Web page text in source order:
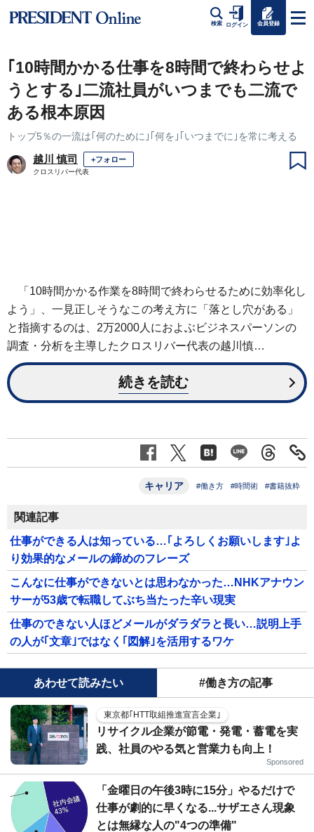
検索 ログイン 会員登録
｢10時間かかる仕事を8時間で終わらせよ
うとする｣二流社員がいつまでも二流で
ある根本原因
トップ5％の一流は｢何のために｣｢何を｣｢いつまでに｣を常に考える
越川 慎司 +フォロー
クロスリバー代表
「10時間かかる作業を8時間で終わらせるために効率化し
よう」、一見正しそうなこの考え方に「落とし穴がある」
と指摘するのは、2万2000人におよぶビジネスパーソンの
調査・分析を主導したクロスリバー代表の越川慎…
続きを読む
キャリア #働き方 #時間術 #書籍抜粋
関連記事
仕事ができる人は知っている…｢よろしくお願いします｣よ
り効果的なメールの締めのフレーズ
こんなに仕事ができないとは思わなかった…NHKアナウン
サーが53歳で転職してぶち当たった辛い現実
仕事のできない人ほどメールがダラダラと長い…説明上手
の人が｢文章｣ではなく｢図解｣を活用するワケ
あわせて読みたい #働き方の記事
東京都｢HTT取組推進宣言企業｣
リサイクル企業が節電・発電・蓄電を実
践、社員のやる気と営業力も向上！
Sponsored
「金曜日の午後3時に15分」やるだけで
仕事が劇的に早くなる...サザエさん現象
とは無縁な人の"4つの準備"